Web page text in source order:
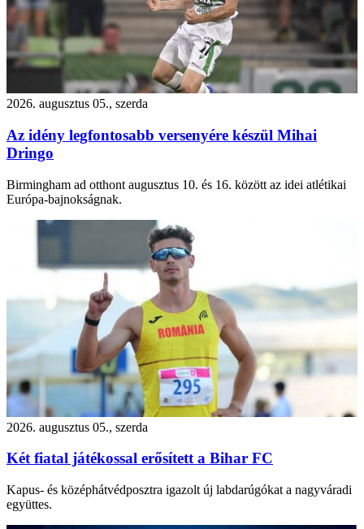
2026. augusztus 05., szerda
Az idény legfontosabb versenyére készül Mihai
Dringo
Birmingham ad otthont augusztus 10. és 16. között az idei atlétikai
Európa-bajnokságnak.
2026. augusztus 05., szerda
Két fiatal játékossal erősített a Bihar FC
Kapus- és középhátvédposztra igazolt új labdarúgókat a nagyváradi
együttes.